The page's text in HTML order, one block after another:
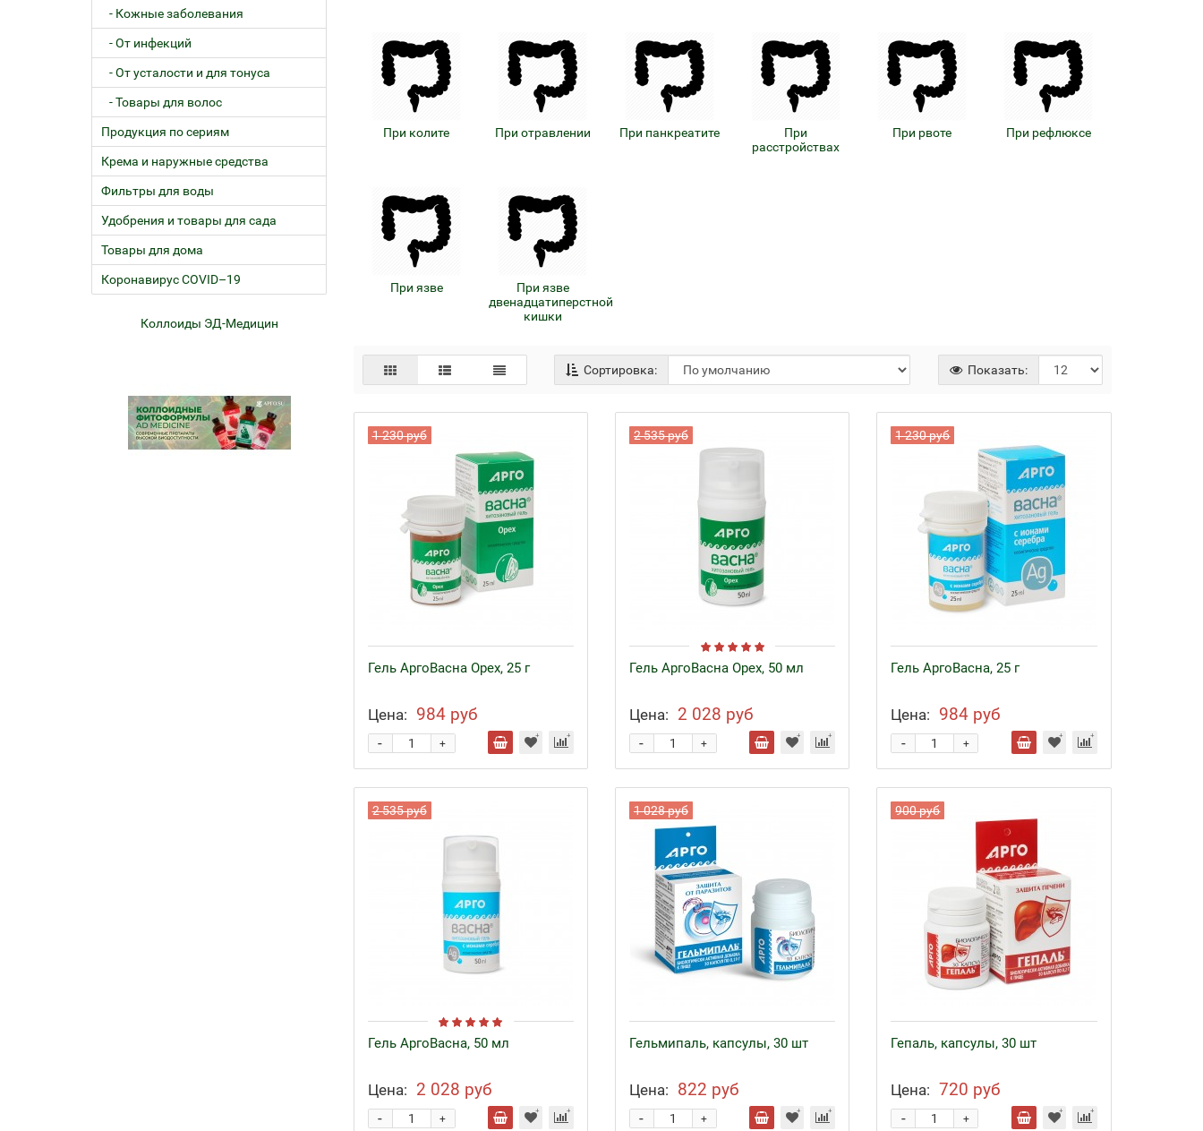
- Кожные заболевания
- От инфекций
- От усталости и для тонуса
- Товары для волос
Продукция по сериям
Крема и наружные средства
Фильтры для воды
Удобрения и товары для сада
Товары для дома
Коронавирус COVID–19
Коллоиды ЭД-Медицин
При колите При отравлении При панкреатите
При
расстройствах
При рвоте При рефлюксе
При язве
При язве
двенадцатиперстной
кишки
Сортировка: Показать:
1 230 руб
Гель АргоВасна Орех, 25 г
Цена: 984 руб
+
-
2 535 руб
Гель АргоВасна Орех, 50 мл
Цена: 2 028 руб
+
-
1 230 руб
Гель АргоВасна, 25 г
Цена: 984 руб
+
-
2 535 руб
Гель АргоВасна, 50 мл
Цена: 2 028 руб
+
-
1 028 руб
Гельмипаль, капсулы, 30 шт
Цена: 822 руб
+
-
900 руб
Гепаль, капсулы, 30 шт
Цена: 720 руб
+
-